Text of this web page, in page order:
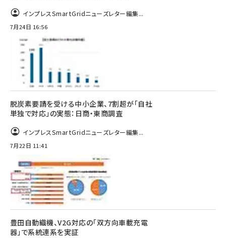
インプレスSmartGridニューズレター編集...
7月24日 16:56
脱炭素要請を受ける中小企業、7割超が「自社
単独で対応」の実態：日商・東商調査
インプレスSmartGridニューズレター編集...
7月22日 11:41
豊田自動織機、V2G対応の「双方向車載充電
器」で系統連系を実証